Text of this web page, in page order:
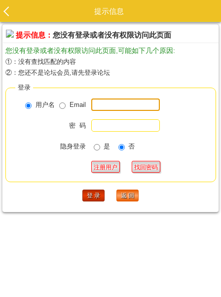
提示信息
提示信息： 您没有登录或者没有权限访问此页面
您没有登录或者没有权限访问此页面,可能如下几个原因:
①：没有查找匹配的内容
②：您还不是论坛会员,请先登录论坛
登录
用户名 Email
密 码
隐身登录 是 否